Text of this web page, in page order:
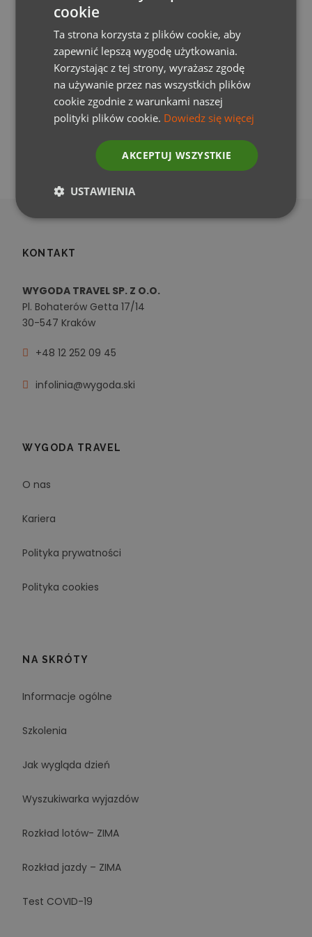
ALREADY A MEMBER?
KONTAKT
WYGODA TRAVEL SP. Z O.O.
Pl. Bohaterów Getta 17/14
30-547 Kraków
+48 12 252 09 45
infolinia@wygoda.ski
WYGODA TRAVEL
O nas
Kariera
Polityka prywatności
Polityka cookies
NA SKRÓTY
Informacje ogólne
Szkolenia
Jak wygląda dzień
Wyszukiwarka wyjazdów
Rozkład lotów- ZIMA
Rozkład jazdy – ZIMA
Test COVID-19
cookie
Ta strona korzysta z plików cookie, aby
zapewnić lepszą wygodę użytkowania.
Korzystając z tej strony, wyrażasz zgodę
na używanie przez nas wszystkich plików
cookie zgodnie z warunkami naszej
polityki plików cookie. Dowiedz się więcej
AKCEPTUJ WSZYSTKIE
USTAWIENIA